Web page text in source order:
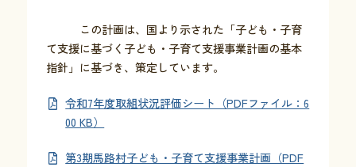
この計画は、国より示された「子ども・子育
て支援に基づく子ども・子育て支援事業計画の基本
指針」に基づき、策定しています。
令和7年度取組状況評価シート（PDFファイル：6
00 KB）
第3期馬路村子ども・子育て支援事業計画（PDF
移住・定住